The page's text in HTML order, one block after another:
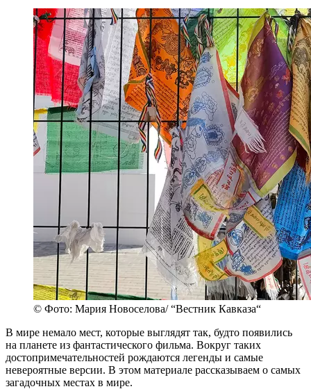
© Фото: Мария Новоселова/ “Вестник Кавказа“
В мире немало мест, которые выглядят так, будто появились
на планете из фантастического фильма. Вокруг таких
достопримечательностей рождаются легенды и самые
невероятные версии. В этом материале рассказываем о самых
загадочных местах в мире.